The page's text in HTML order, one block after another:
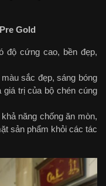
Gold
độ cứng cao, bền đẹp,
sắc đẹp, sáng bóng
trị của bộ chén cúng
năng chống ăn mòn,
sản phẩm khỏi các tác